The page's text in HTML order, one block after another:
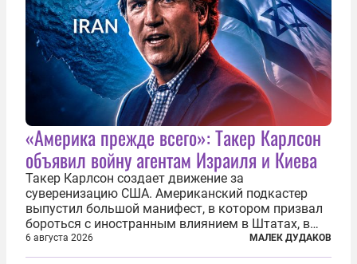
«Америка прежде всего»: Такер Карлсон
объявил войну агентам Израиля и Киева
Такер Карлсон создает движение за
суверенизацию США. Американский подкастер
выпустил большой манифест, в котором призвал
бороться с иностранным влиянием в Штатах, в
первую очередь имея в виду Израиль. А также
прекратить заморские войны, выплатить
6 августа 2026 МАЛЕК ДУДАКОВ